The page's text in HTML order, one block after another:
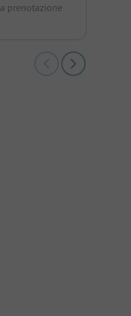
prenotazione